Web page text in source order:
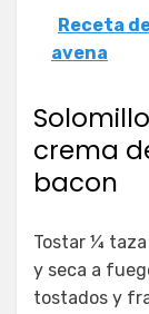
Receta
avena
crema
bacon
Tostar ¼
y seca a
tostados y